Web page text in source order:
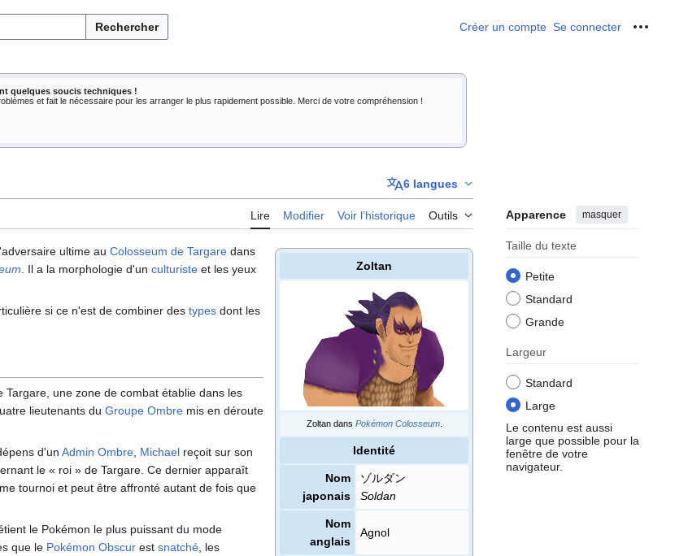
Rechercher Créer un compte Se connecter Outils
quelques soucis techniques !
et fait le nécessaire pour les arranger le plus rapidement possible. Merci de votre compréhension !
6 langues
Lire Modifier Voir l’historique Outils Apparence masquer
Taille du texte
Petite
Standard
Grande
Largeur
Standard
Large
Le contenu est aussi
large que possible pour la
fenêtre de votre
navigateur.
Zoltan
Zoltan dans Pokémon Colosseum.
Identité
Nom
japonais
ゾルダン
Soldan
Nom
anglais
Agnol
ultime au Colosseum de Targare dans
. Il a la morphologie d'un culturiste et les yeux
si ce n'est de combiner des types dont les
une zone de combat établie dans les
lieutenants du Groupe Ombre mis en déroute
d'un Admin Ombre Michael reçoit sur ​​son
le « roi » de Targare. Ce dernier apparaît
tournoi et peut être affronté autant de fois que
le Pokémon le plus puissant du mode
que le Pokémon Obscur est snatché , les